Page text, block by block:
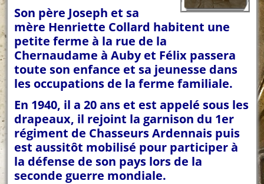
Son père Joseph et sa
mère Henriette Collard habitent une
petite ferme à la rue de la
Chernaudame à Auby et Félix passera
toute son enfance et sa jeunesse dans
les occupations de la ferme familiale.
En 1940, il a 20 ans et est appelé sous les
drapeaux, il rejoint la garnison du 1er
régiment de Chasseurs Ardennais puis
est aussitôt mobilisé pour participer à
la défense de son pays lors de la
seconde guerre mondiale.